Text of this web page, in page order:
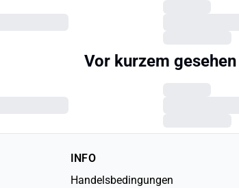
Vor kurzem gesehen
INFO
Handelsbedingungen